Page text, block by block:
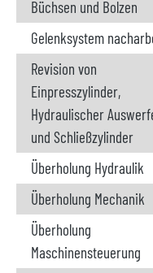
Büchsen und Bolzen
Gelenksystem
Revision von
Einpresszylinder,
Hydraulischer
und Schließzylinder
Überholung Hydraulik
Überholung Mechanik
Überholung
Maschinensteuerung